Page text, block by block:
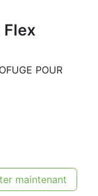
Flex
POUR
maintenant